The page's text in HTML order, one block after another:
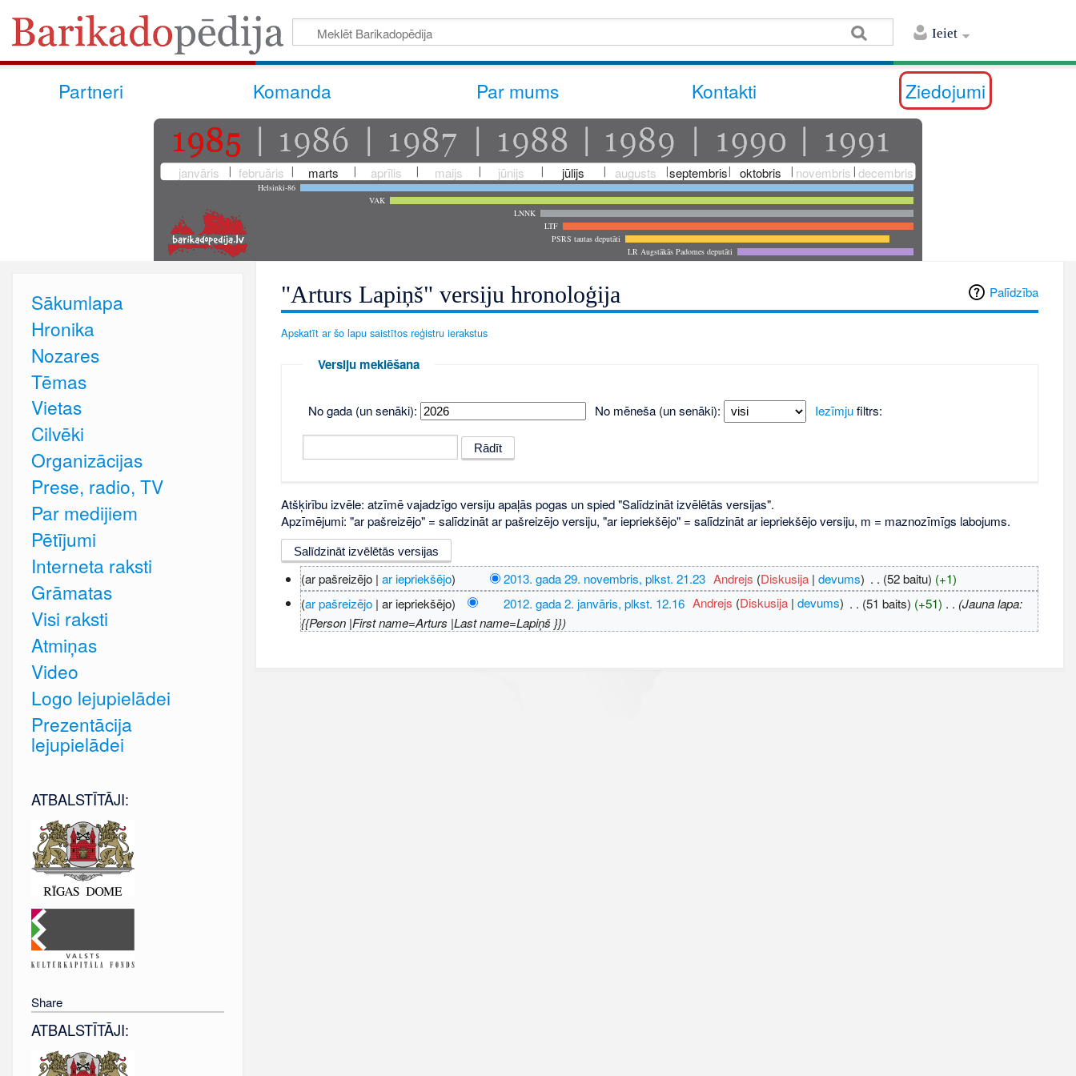
Ieiet
Partneri Komanda Par mums Kontakti Ziedojumi
janvāris februāris marts aprīlis maijs jūnijs jūlijs augusts septembris oktobris novembris decembris
Helsinki-86
VAK
LNNK
LTF
PSRS tautas deputāti
LR Augstākās Padomes deputāti
Palīdzība
"Arturs Lapiņš" versiju hronoloģija
Apskatīt ar šo lapu saistītos reģistru ierakstus
Versiju meklēšana
No gada (un senāki): No mēneša (un senāki): Iezīmjufiltrs:
Atšķirību izvēle: atzīmē vajadzīgo versiju apaļās pogas un spied "Salīdzināt izvēlētās versijas".
Apzīmējumi: "ar pašreizējo" = salīdzināt ar pašreizējo versiju, "ar iepriekšējo" = salīdzināt ar iepriekšējo versiju, m = maznozīmīgs labojums.
(ar pašreizējo | ar iepriekšējo) 2013. gada 29. novembris, plkst. 21.23 Andrejs (Diskusija |devums) . . (52 baitu) (+1)
(ar pašreizējo| ar iepriekšējo) 2012. gada 2. janvāris, plkst. 12.16 Andrejs (Diskusija |devums) . . (51 baits) (+51) . . (Jauna lapa:
{{Person |First name=Arturs |Last name=Lapiņš }})
Sākumlapa
Hronika
Nozares
Tēmas
Vietas
Cilvēki
Organizācijas
Prese, radio, TV
Par medijiem
Pētījumi
Interneta raksti
Grāmatas
Visi raksti
Atmiņas
Video
Logo lejupielādei
Prezentācija
lejupielādei
ATBALSTĪTĀJI:
Share
ATBALSTĪTĀJI: